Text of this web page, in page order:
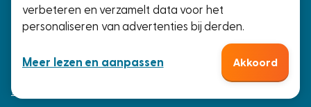
verbeteren en verzamelt data voor het
personaliseren van advertenties bij derden.
Meer lezen en aanpassen Akkoord
Keuze.nl B.V.
Ramstraat 27, Utrecht
Algemene voorwaarden
Privacy disclaimer